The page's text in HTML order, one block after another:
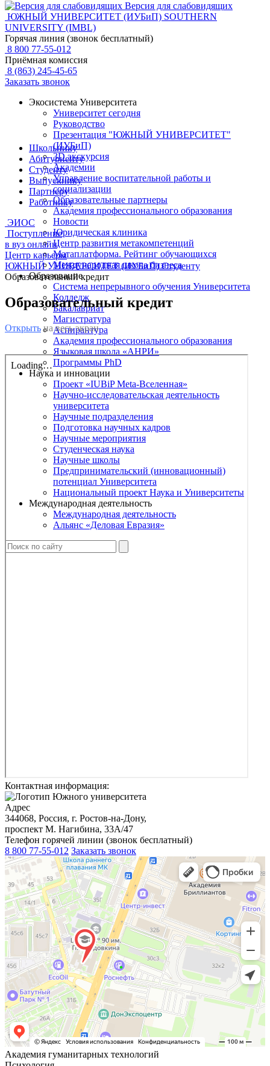
Версия для слабовидящих
ЮЖНЫЙ УНИВЕРСИТЕТ (ИУБиП) SOUTHERN
UNIVERSITY (IMBL)
Горячая линия (звонок бесплатный)
8 800 77-55-012
Приёмная комиссия
8 (863) 245-45-65
Заказать звонок
Экосистема Университета
Университет сегодня
Руководство
Презентация "ЮЖНЫЙ УНИВЕРСИТЕТ"
(ИУБиП)
3D экскурсия
Академии
Управление воспитательной работы и
социализации
Образовательные партнеры
Академия профессионального образования
Новости
Юридическая клиника
Центр развития метакомпетенций
Матаплатформа. Рейтинг обучающихся
Международная школа бизнеса
Образование
Система непрерывного обучения Университета
Колледж
Бакалавриат
Магистратура
Аспирантура
Академия профессионального образования
Языковая школа «АНРИ»
Программы PhD
Наука и инновации
Проект «IUBiP Meta-Вселенная»
Научно-исследовательская деятельность
университета
Научные подразделения
Подготовка научных кадров
Научные мероприятия
Студенческая наука
Научные школы
Предпринимательский (инновационный)
потенциал Университета
Национальный проект Наука и Университеты
Международная деятельность
Международная деятельность
Альянс «Деловая Евразия»
Школьнику
Абитуриенту
Студенту
Выпускнику
Партнеру
Работнику
ЭИОС
Поступление
в вуз онлайн
Центр карьеры
ЮЖНЫЙ УНИВЕРСИТЕТ (ИУБиП)Студенту
Образовательный кредит
Образовательный кредит
Открытьна весь экран
Контактная информация:
Адрес
344068, Россия, г. Ростов-на-Дону,
проспект М. Нагибина, 33А/47
Телефон горячей линии (звонок бесплатный)
8 800 77-55-012 Заказать звонок
Академия гуманитарных технологий